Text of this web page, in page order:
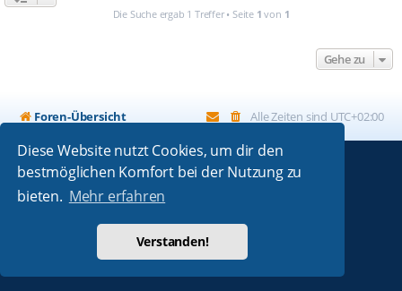
Diese Website nutzt Cookies, um dir den
bestmöglichen Komfort bei der Nutzung zu
bieten. Mehr erfahren
Verstanden!
Die Suche ergab 1 Treffer • Seite 1 von 1
Gehe zu
Foren-Übersicht Alle Zeiten sind UTC+02:00
Powered byphpBB® Forum Software © phpBB Limited
Absolution style by
Deutsche Übersetzung durch
Datenschutz|Nutzungsbedingungen